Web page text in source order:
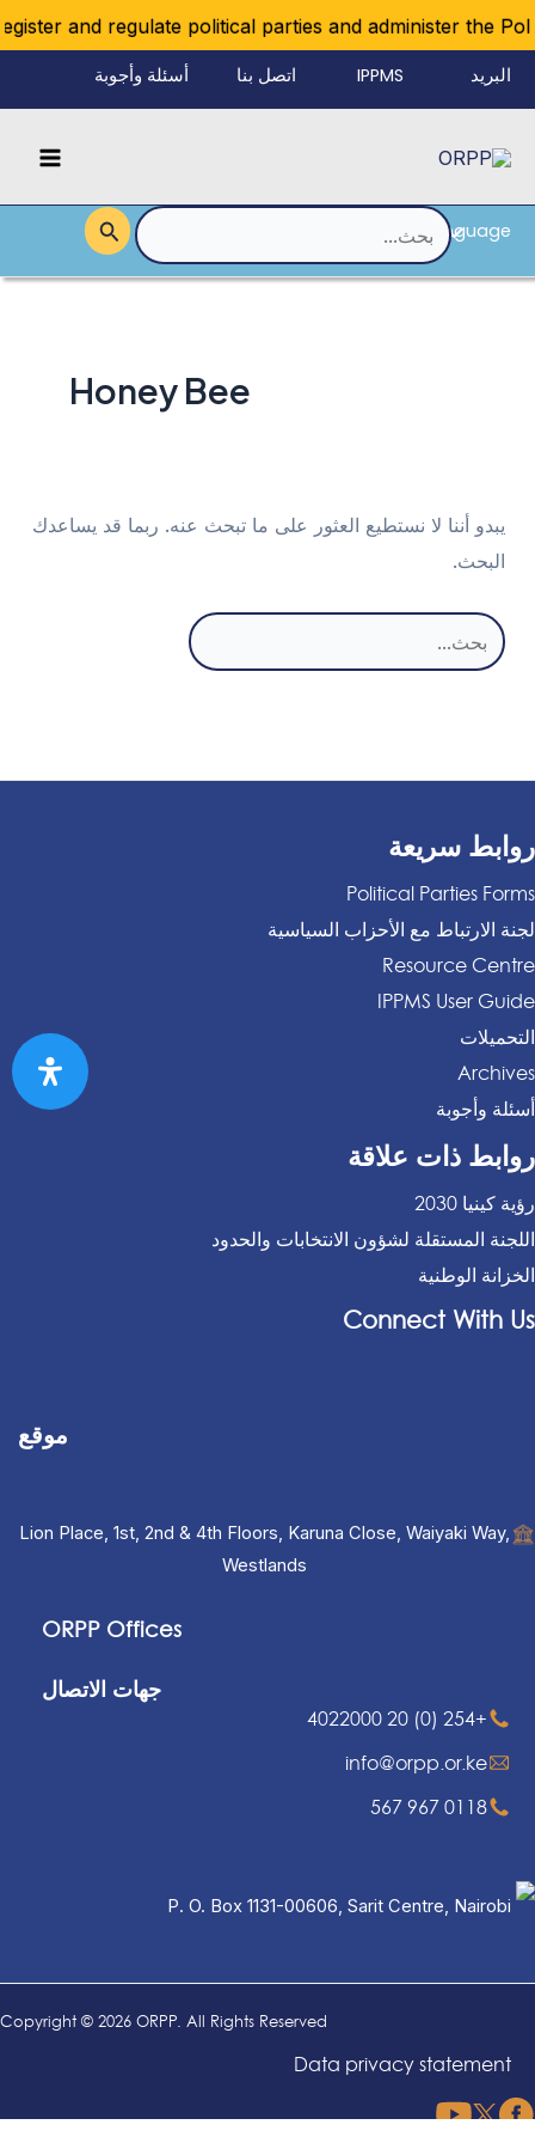
and regulate political parties and administer theتخطي
إلى
المحتوى
البريد IPPMS اتصل بنا أسئلة وأجوبة
Language
القائمة
البحث
عن:
Honey Bee
يبدو أننا لا نستطيع العثور على ما تبحث عنه. ربما قد يساعدك
البحث.
البحث
روابط سريعة
Political Parties Forms
لجنة الارتباط مع الأحزاب السياسية
Resource Centre
IPPMS User Guide
التحميلات
Archives
أسئلة وأجوبة
روابط ذات علاقة
رؤية كينيا 2030
اللجنة المستقلة لشؤون الانتخابات والحدود
الخزانة الوطنية
Connect With Us
موقع
Lion Place, 1st, 2nd & 4th Floors, Karuna Close, Waiyaki Way,
Westlands
ORPP Offices
جهات الاتصال
+254 (0) 20 4022000
info@orpp.or.ke
0118 967 567
P. O. Box 1131-00606, Sarit Centre, Nairobi
Copyright © 2026 ORPP. All Rights Reserved
Data privacy statement